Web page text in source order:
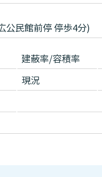
民館前停 停歩4分)
建蔽率/容積率
現況